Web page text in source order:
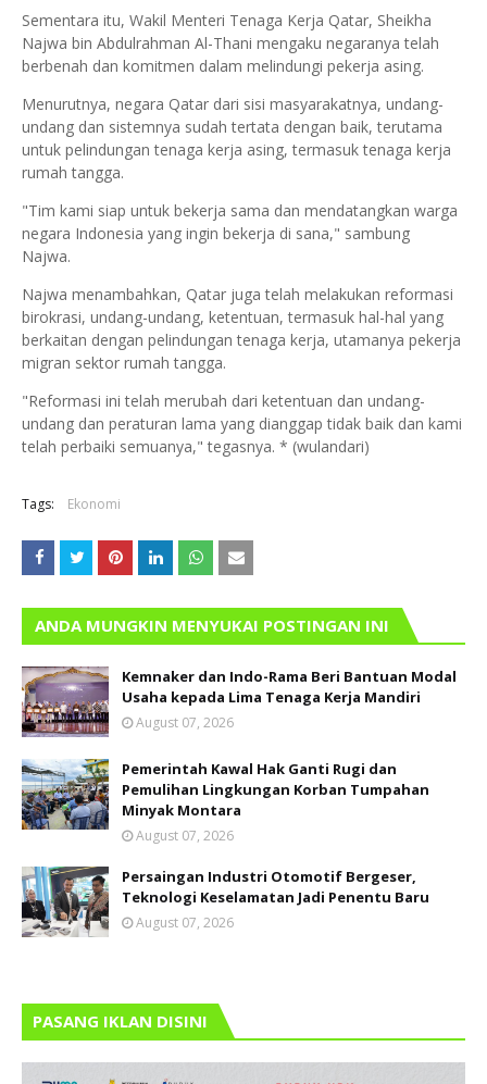
Sementara itu, Wakil Menteri Tenaga Kerja Qatar, Sheikha
Najwa bin Abdulrahman Al-Thani mengaku negaranya telah
berbenah dan komitmen dalam melindungi pekerja asing.
Menurutnya, negara Qatar dari sisi masyarakatnya, undang-
undang dan sistemnya sudah tertata dengan baik, terutama
untuk pelindungan tenaga kerja asing, termasuk tenaga kerja
rumah tangga.
"Tim kami siap untuk bekerja sama dan mendatangkan warga
negara Indonesia yang ingin bekerja di sana," sambung
Najwa.
Najwa menambahkan, Qatar juga telah melakukan reformasi
birokrasi, undang-undang, ketentuan, termasuk hal-hal yang
berkaitan dengan pelindungan tenaga kerja, utamanya pekerja
migran sektor rumah tangga.
"Reformasi ini telah merubah dari ketentuan dan undang-
undang dan peraturan lama yang dianggap tidak baik dan kami
telah perbaiki semuanya," tegasnya. * (wulandari)
Tags: Ekonomi
ANDA MUNGKIN MENYUKAI POSTINGAN INI
Kemnaker dan Indo-Rama Beri Bantuan Modal
Usaha kepada Lima Tenaga Kerja Mandiri
August 07, 2026
Pemerintah Kawal Hak Ganti Rugi dan
Pemulihan Lingkungan Korban Tumpahan
Minyak Montara
August 07, 2026
Persaingan Industri Otomotif Bergeser,
Teknologi Keselamatan Jadi Penentu Baru
August 07, 2026
PASANG IKLAN DISINI